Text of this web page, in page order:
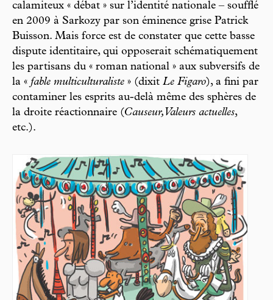
calamiteux « débat » sur l’identité nationale – soufflé
en 2009 à Sarkozy par son éminence grise Patrick
Buisson. Mais force est de constater que cette basse
dispute identitaire, qui opposerait schématiquement
les partisans du « roman national » aux subversifs de
la « fable multiculturaliste » (dixit Le Figaro), a fini par
contaminer les esprits au-delà même des sphères de
la droite réactionnaire (Causeur, Valeurs actuelles,
etc.).